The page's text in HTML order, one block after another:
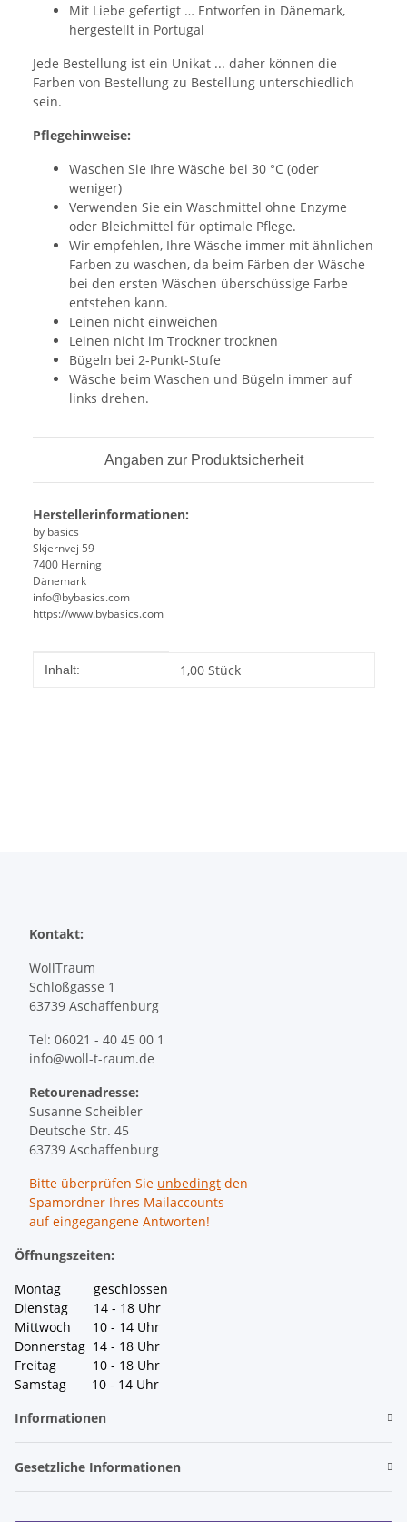
Mit Liebe gefertigt … Entworfen in Dänemark,
hergestellt in Portugal
Jede Bestellung ist ein Unikat ... daher können die
Farben von Bestellung zu Bestellung unterschiedlich
sein.
Pflegehinweise:
Waschen Sie Ihre Wäsche bei 30 °C (oder
weniger)
Verwenden Sie ein Waschmittel ohne Enzyme
oder Bleichmittel für optimale Pflege.
Wir empfehlen, Ihre Wäsche immer mit ähnlichen
Farben zu waschen, da beim Färben der Wäsche
bei den ersten Wäschen überschüssige Farbe
entstehen kann.
Leinen nicht einweichen
Leinen nicht im Trockner trocknen
Bügeln bei 2-Punkt-Stufe
Wäsche beim Waschen und Bügeln immer auf
links drehen.
Angaben zur Produktsicherheit
Herstellerinformationen:
by basics
Skjernvej 59
7400 Herning
Dänemark
info@bybasics.com
https://www.bybasics.com
Produkteigenschaft
Wert
Inhalt: 1,00 Stück
Kontakt:
WollTraum
Schloßgasse 1
63739 Aschaffenburg
Tel: 06021 - 40 45 00 1
info@woll-t-raum.de
Retourenadresse:
Susanne Scheibler
Deutsche Str. 45
63739 Aschaffenburg
Bitte überprüfen Sie unbedingt den
Spamordner Ihres Mailaccounts
auf eingegangene Antworten!
Öffnungszeiten:
Montag geschlossen
Dienstag 14 - 18 Uhr
Mittwoch 10 - 14 Uhr
Donnerstag 14 - 18 Uhr
Freitag 10 - 18 Uhr
Samstag 10 - 14 Uhr
Informationen
Gesetzliche Informationen